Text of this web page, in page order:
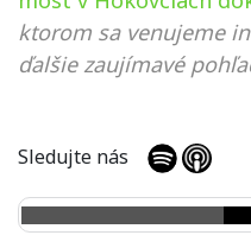
ktorom sa venujeme
ďalšie zaujímavé
Sledujte nás